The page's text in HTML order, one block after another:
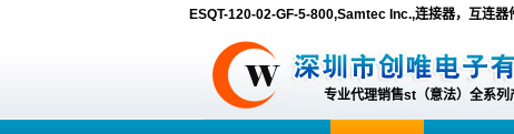
ESQT-120-02-GF-5-800,Samtec Inc.,连接器，互连器
专业代理销售st（意法）全系列